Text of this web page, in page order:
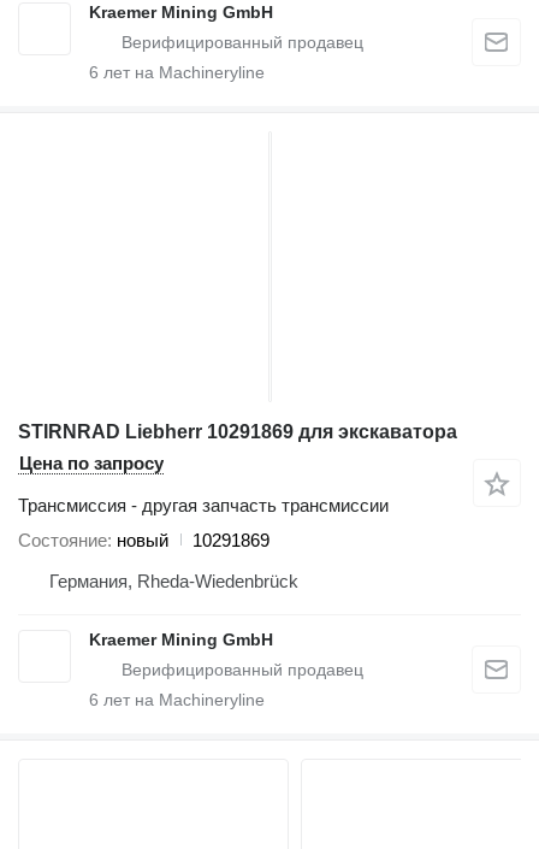
Kraemer Mining GmbH
6 лет на Machineryline
STIRNRAD Liebherr 10291869 для экскаватора
Цена по запросу
Трансмиссия - другая запчасть трансмиссии
Состояние новый
10291869
Германия, Rheda-Wiedenbrück
Kraemer Mining GmbH
6 лет на Machineryline